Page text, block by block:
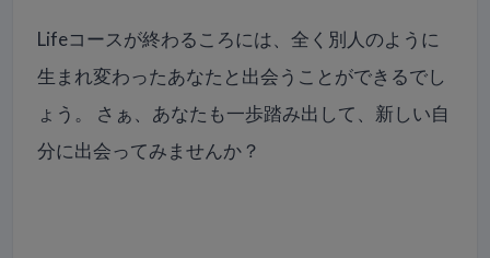
Lifeコースが終わるころには、全く別人のように
生まれ変わったあなたと出会うことができるでし
ょう。 さぁ、あなたも一歩踏み出して、新しい自
分に出会ってみませんか？